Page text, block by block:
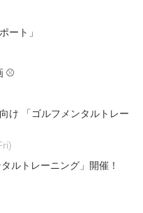
ート」
⚾
け 「ゴルフメンタルトレー
ルトレーニング」開催！